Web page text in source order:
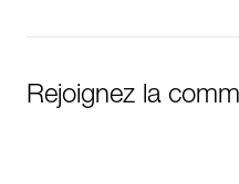
Rejoignez la